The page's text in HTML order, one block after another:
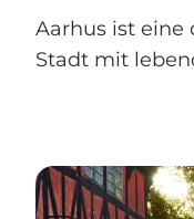
Viborg
Favrskov
Aarhus ist eine
Stadt mit